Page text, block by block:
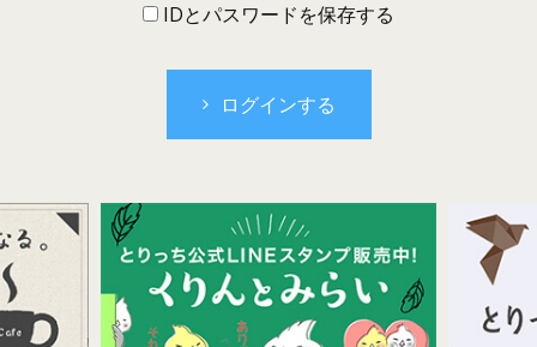
IDとパスワードを保存する
ログインする